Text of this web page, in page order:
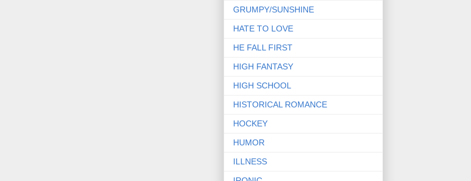
GRUMPY/SUNSHINE
HATE TO LOVE
HE FALL FIRST
HIGH FANTASY
HIGH SCHOOL
HISTORICAL ROMANCE
HOCKEY
HUMOR
ILLNESS